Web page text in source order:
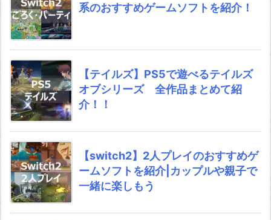
系のおすすめゲームソフトを紹介！
【テイルズ】PS5で遊べるテイルズ
オブシリーズ 全作品まとめて紹
介！！
【switch2】2人プレイのおすすめゲ
ームソフトを紹介|カップルや親子で
一緒に楽しもう